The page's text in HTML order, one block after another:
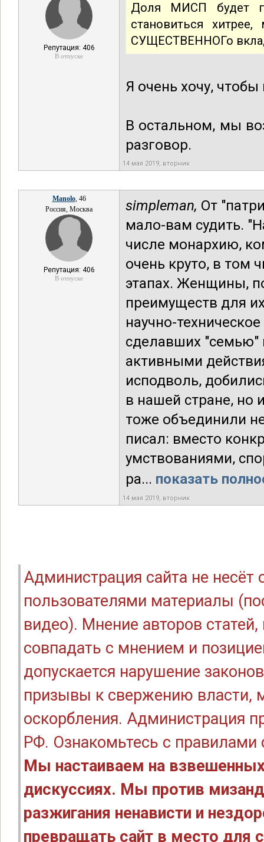
Репутация: 406
В отпуске
Доля МИСП будет
становиться
СУЩЕСТВЕННОГо
Я очень хочу,
В остальном, мы
разговор.
14 мая 2019, вторник
Manolo, 46
Россия, Москва
Репутация: 406
В отпуске
simpleman, От
мало-вам судить.
числе монархию,
очень круто, в том
этапах. Женщины,
преимуществ для
научно-
сделавших "семью"
активными
исподволь,
в нашей стране, но
тоже объединили
писал: вместо
умствованиями,
ра... показать
14 мая 2019, вторник
Администрация сайта не
пользователями материалы
видео). Мнение авторов
совпадать с мнением и
допускается нарушение
призывы к свержению власти,
оскорбления. Администрация
РФ. Ознакомьтесь с правилами
Мы настаиваем на
дискуссиях. Мы против
разжигания ненависти и
превращать сайт в место для